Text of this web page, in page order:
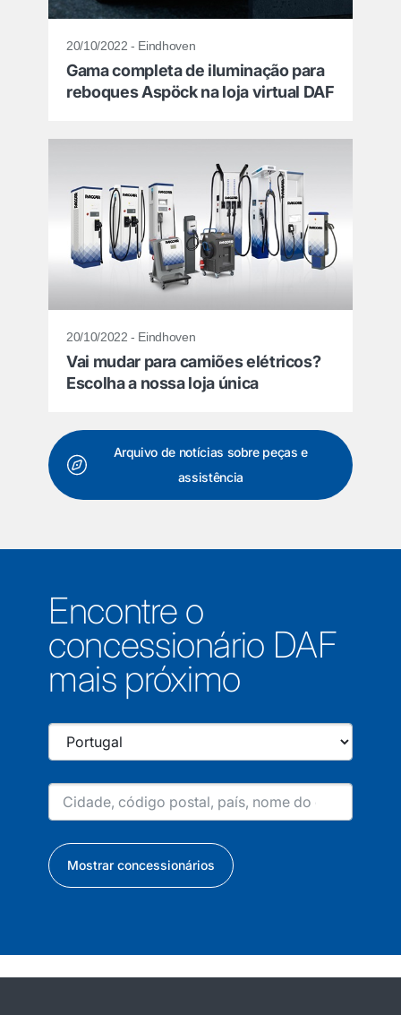
20/10/2022 - Eindhoven
Gama completa de iluminação para
reboques Aspöck na loja virtual DAF
20/10/2022 - Eindhoven
Vai mudar para camiões elétricos?
Escolha a nossa loja única
Arquivo de notícias sobre peças e
assistência
Encontre o
concessionário DAF
mais próximo
Mostrar concessionários